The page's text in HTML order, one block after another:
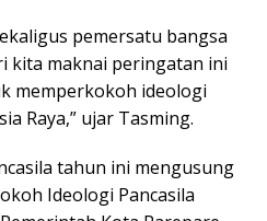
pemersatu bangsa
kita maknai peringatan ini
memperkokoh ideologi
Raya,” ujar Tasming.
tahun ini mengusung
Ideologi Pancasila